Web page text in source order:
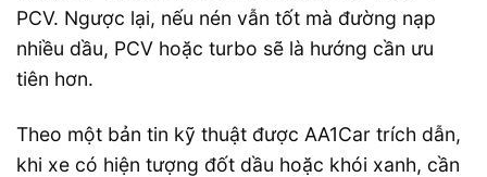
PCV. Ngược lại, nếu nén vẫn tốt mà đường nạp
nhiều dầu, PCV hoặc turbo sẽ là hướng cần ưu
tiên hơn.
Theo một bản tin kỹ thuật được AA1Car trích dẫn,
khi xe có hiện tượng đốt dầu hoặc khói xanh, cần